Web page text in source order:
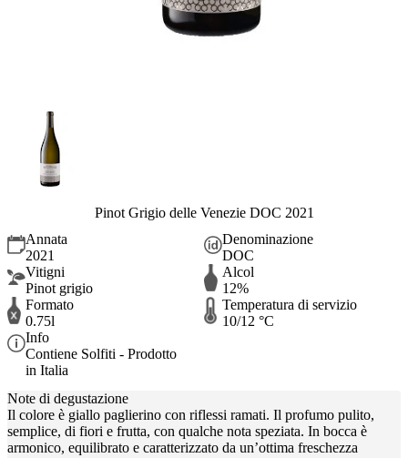
Pinot Grigio delle Venezie DOC 2021
Annata
2021
Denominazione
DOC
Vitigni
Pinot grigio
Alcol
12%
Formato
0.75l
Temperatura di servizio
10/12 °C
Info
Contiene Solfiti - Prodotto
in Italia
Note di degustazione
Il colore è giallo paglierino con riflessi ramati. Il profumo pulito,
semplice, di fiori e frutta, con qualche nota speziata. In bocca è
armonico, equilibrato e caratterizzato da un’ottima freschezza